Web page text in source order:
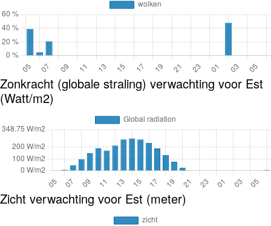
Zonkracht (globale straling) verwachting voor Est
(Watt/m2)
Zicht verwachting voor Est (meter)